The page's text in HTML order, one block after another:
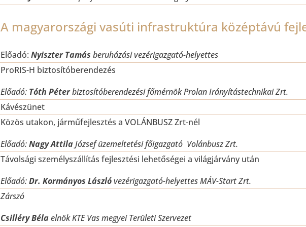
A magyarországi vasúti infrastruktúra középtávú
Előadó:Nyiszter Tamás beruházási vezérigazgató-helyettes
ProRIS-H biztosítóberendezés
Előadó: Tóth Péterbiztosítóberendezési főmérnökProlan Irányítástechnikai Zrt.
Kávészünet
Közös utakon, járműfejlesztés a VOLÁNBUSZ Zrt-nél
Előadó:Nagy AttilaJózsef üzemeltetési főigazgató Volánbusz Zrt.
Távolsági személyszállítás fejlesztési lehetőségei a világjárvány után
Előadó:Dr. Kormányos Lászlóvezérigazgató-helyettes MÁV-Start Zrt.
Zárszó
Csilléry Bélaelnök KTE Vas megyei Területi Szervezet